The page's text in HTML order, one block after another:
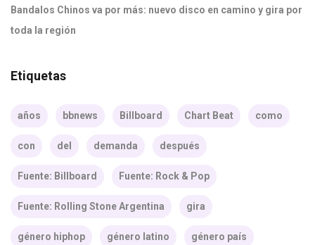
Bandalos Chinos va por más: nuevo disco en camino y gira por
toda la región
Etiquetas
años bbnews Billboard Chart Beat como
con del demanda después
Fuente: Billboard Fuente: Rock & Pop
Fuente: Rolling Stone Argentina gira
género hiphop género latino género país